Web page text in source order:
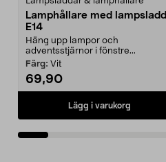
Lamphållare med lampsladd
E14
Häng upp lampor och
adventsstjärnor i fönstre...
Färg: Vit
69,90
Lägg i varukorg